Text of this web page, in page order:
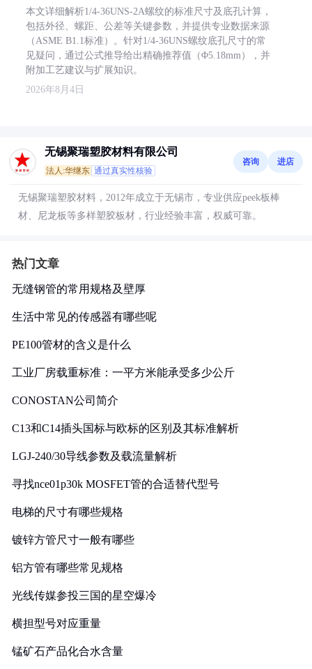
本文详细解析1/4-36UNS-2A螺纹的标准尺寸及底孔计算，
包括外径、螺距、公差等关键参数，并提供专业数据来源
（ASME B1.1标准）。针对1/4-36UNS螺纹底孔尺寸的常
见疑问，通过公式推导给出精确推荐值（Φ5.18mm），并
附加工艺建议与扩展知识。
2026年8月4日
无锡聚瑞塑胶材料有限公司
法人:华继东 通过真实性核验
咨询 进店
无锡聚瑞塑胶材料，2012年成立于无锡市，专业供应peek板棒
材、尼龙板等多样塑胶板材，行业经验丰富，权威可靠。
热门文章
无缝钢管的常用规格及壁厚
生活中常见的传感器有哪些呢
PE100管材的含义是什么
工业厂房载重标准：一平方米能承受多少公斤
CONOSTAN公司简介
C13和C14插头国标与欧标的区别及其标准解析
LGJ-240/30导线参数及载流量解析
寻找nce01p30k MOSFET管的合适替代型号
电梯的尺寸有哪些规格
镀锌方管尺寸一般有哪些
铝方管有哪些常见规格
光线传媒参投三国的星空爆冷
横担型号对应重量
锰矿石产品化合水含量